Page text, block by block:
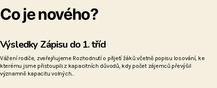
Co je nového?
Výsledky Zápisu do 1. tříd
Vážení rodiče, zveřejňujeme Rozhodnutí o přijetí žáků včetně popisu losování, ke
kterému jsme přistoupili z kapacitních důvodů, kdy počet zájemců převýšil
významně kapacitu volných...